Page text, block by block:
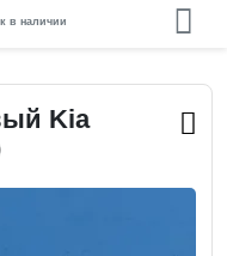
в наличии
Kia